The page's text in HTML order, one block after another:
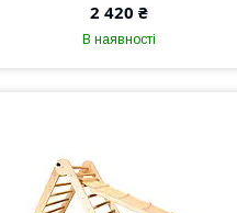
2 420 ₴
В наявності